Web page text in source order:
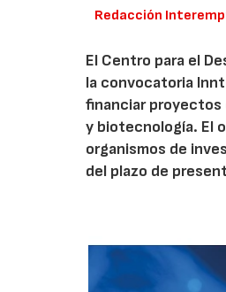
Redacción
El Centro para el
la convocatoria
financiar proyectos
y biotecnología. El
organismos de
del plazo de